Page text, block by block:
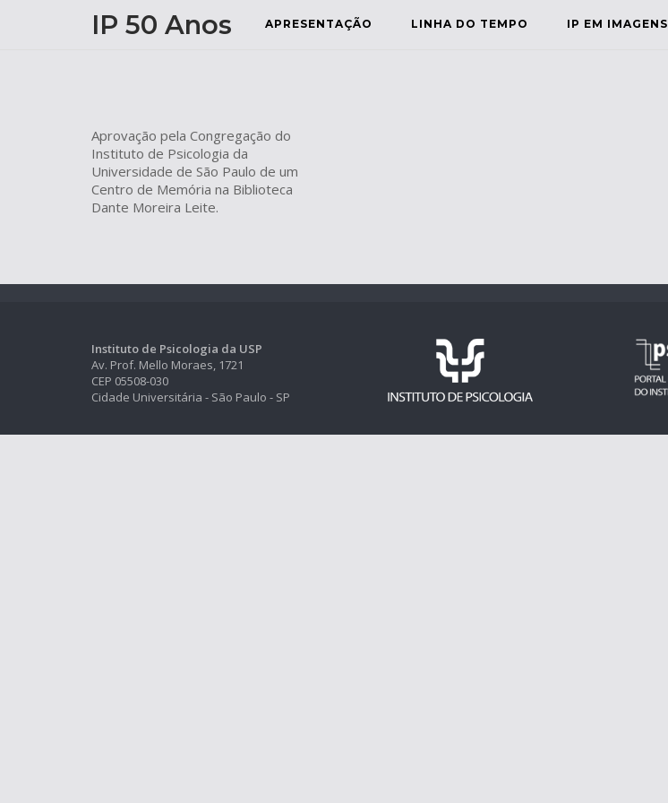
IP 50 Anos APRESENTAÇÃO LINHA DO TEMPO IP EM IMAGENS
Aprovação pela Congregação do
Instituto de Psicologia da
Universidade de São Paulo de um
Centro de Memória na Biblioteca
Dante Moreira Leite.
Instituto de Psicologia da USP
Av. Prof. Mello Moraes, 1721
CEP 05508-030
Cidade Universitária - São Paulo - SP